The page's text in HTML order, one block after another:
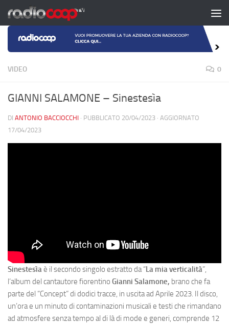
Salta al contenuto
VIDEO 0
GIANNI SALAMONE – Sinestesìa
DI ANTONIO BACCIOCCHI · PUBBLICATO 20/04/2023 · AGGIORNATO
17/04/2023
Sinestesìaè il secondo singolo estratto da “La mia verticalità”,
l’album del cantautore fiorentino Gianni Salamone, brano che fa
parte del “Concept” di dodici tracce, in uscita ad Aprile 2023. Il disco,
un’ora e un minuto di contaminazioni musicali e testi che rimandano
ad atmosfere senza tempo al di là di mode e generi, comprende 12